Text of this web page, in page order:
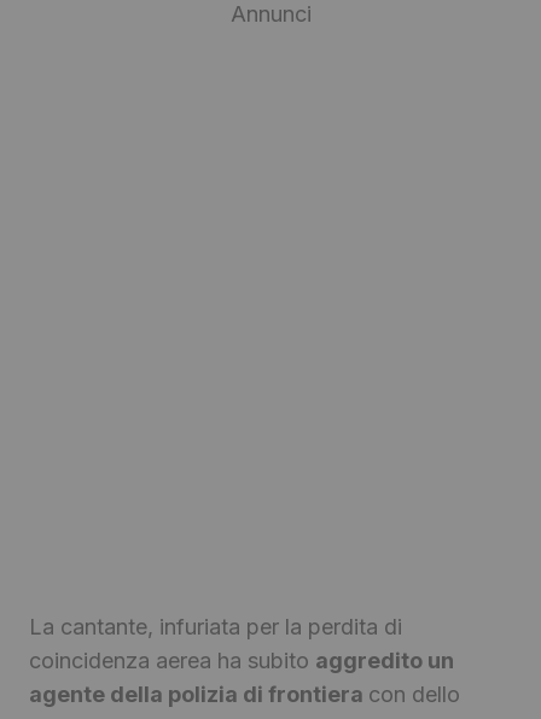
Annunci
La cantante, infuriata per la perdita di
coincidenza aerea ha subito aggredito un
agente della polizia di frontiera con dello